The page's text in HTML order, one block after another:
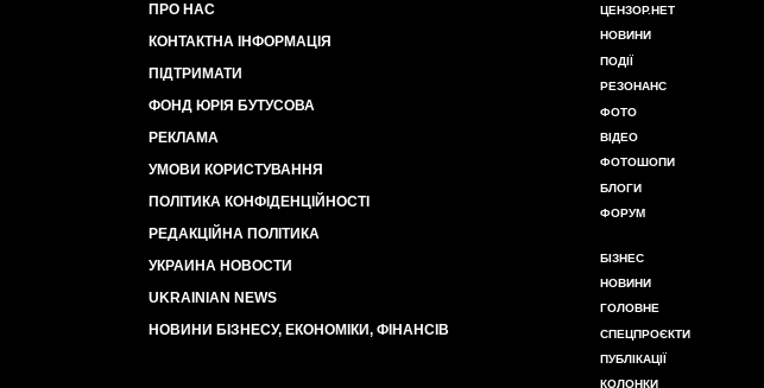
ПРО НАС
КОНТАКТНА ІНФОРМАЦІЯ
ПІДТРИМАТИ
ФОНД ЮРІЯ БУТУСОВА
РЕКЛАМА
УМОВИ КОРИСТУВАННЯ
ПОЛІТИКА КОНФІДЕНЦІЙНОСТІ
РЕДАКЦІЙНА ПОЛІТИКА
УКРАИНА НОВОСТИ
UKRAINIAN NEWS
НОВИНИ БІЗНЕСУ, ЕКОНОМІКИ, ФІНАНСІВ
ЦЕНЗОР.НЕТ
НОВИНИ
ПОДІЇ
РЕЗОНАНС
ФОТО
ВІДЕО
ФОТОШОПИ
БЛОГИ
ФОРУМ
БІЗНЕС
НОВИНИ
ГОЛОВНЕ
СПЕЦПРОЄКТИ
ПУБЛІКАЦІЇ
КОЛОНКИ